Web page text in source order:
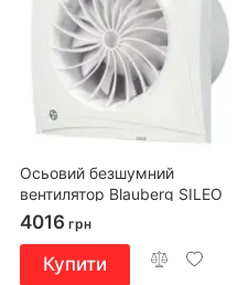
Осьовий безшумний
вентилятор Blauberg SILEO
100
4016 грн
Купити